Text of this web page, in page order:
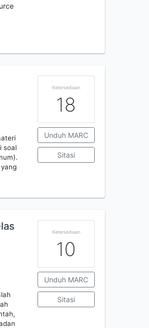
soal
Ketersediaan
18
Unduh MARC
Sitasi
Ketersediaan
10
Unduh MARC
Sitasi